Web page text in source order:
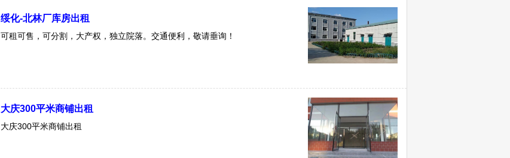
绥化-北林厂库房出租
可租可售，可分割，大产权，独立院落。交通便利，敬请垂询！
大庆300平米商铺出租
大庆300平米商铺出租